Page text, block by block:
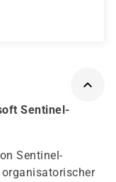
Sentinel-
Sentinel-